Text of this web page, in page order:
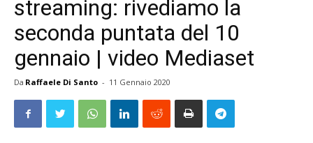
streaming: rivediamo la
seconda puntata del 10
gennaio | video Mediaset
Da Raffaele Di Santo - 11 Gennaio 2020